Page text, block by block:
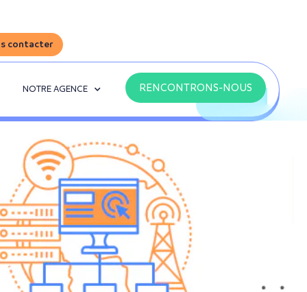
contacter
NOTRE AGENCE RENCONTRONS-NOUS